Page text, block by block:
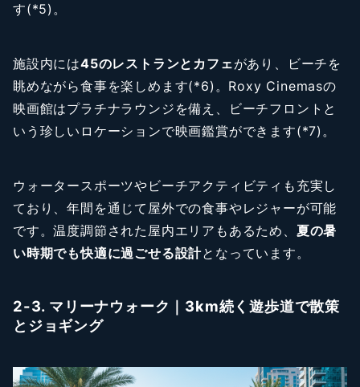
す(*5)。
施設内には45のレストランとカフェがあり、ビーチを
眺めながら食事を楽しめます(*6)。Roxy Cinemasの
映画館はプラチナラウンジを備え、ビーチフロントと
いう珍しいロケーションで映画鑑賞ができます(*7)。
ウォータースポーツやビーチアクティビティも充実し
ており、年間を通じて屋外での食事やレジャーが可能
です。温度調節された屋内エリアもあるため、 夏の暑
い時期でも快適に過ごせる設計となっています。
2-3. マリーナウォーク｜3km続く遊歩道で散策
とジョギング